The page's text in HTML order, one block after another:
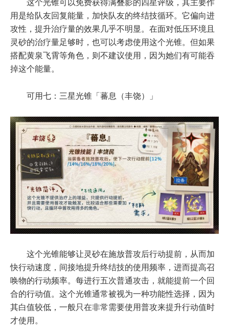
这个光锥可以免费获得满叠影的四星评级，其主要作
用是给队友回复能量，加快队友的终结技循环。它偏向进
攻性，提升治疗量的效果几乎不明显。在面对低压环境且
灵砂的治疗量足够时，也可以考虑使用这个光锥。但如果
搭配黄泉飞霄等角色，则不建议使用，因为她们有可能吞
掉这个能量。
可用七：三星光锥「蕃息（丰饶）」
这个光锥能够让灵砂在施放普攻后行动提前，从而加
快行动速度，间接地提升终结技的使用频率，进而提高召
唤物的行动频率。每进行五次普通攻击，就能提前一个回
合的行动值。这个光锥通常被视为一种功能性选择，因为
其白值较低，一般只在非常需要使用普攻来提升行动值时
才使用。